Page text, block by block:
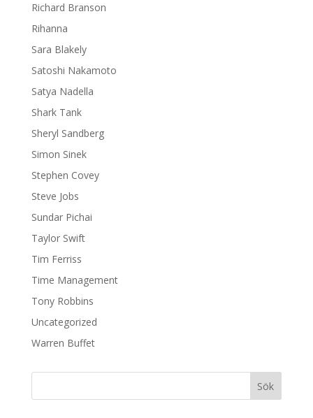
Richard Branson
Rihanna
Sara Blakely
Satoshi Nakamoto
Satya Nadella
Shark Tank
Sheryl Sandberg
Simon Sinek
Stephen Covey
Steve Jobs
Sundar Pichai
Taylor Swift
Tim Ferriss
Time Management
Tony Robbins
Uncategorized
Warren Buffet